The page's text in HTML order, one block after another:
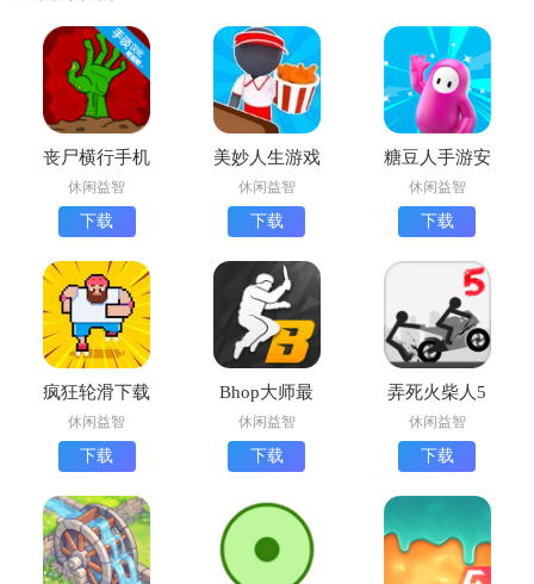
丧尸横行手机
版下载
休闲益智
下载
美妙人生游戏
最新版下载
休闲益智
下载
糖豆人手游安
卓版(Fall
Guys)
休闲益智
下载
疯狂轮滑下载
安卓版
休闲益智
下载
Bhop大师最
新版下载
休闲益智
下载
弄死火柴人5
安卓版下载
(Stickman
Annihilation
休闲益智
下载